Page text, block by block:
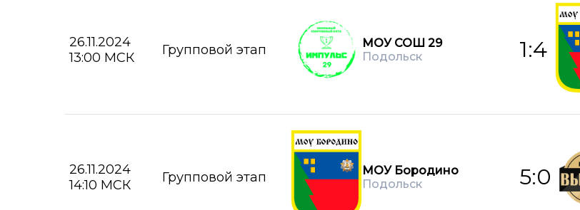
26.11.2024
13:00 МСК
Групповой этап
МОУ СОШ 29
Подольск
1:4
26.11.2024
14:10 МСК
Групповой этап
МОУ Бородино
Подольск
5:0